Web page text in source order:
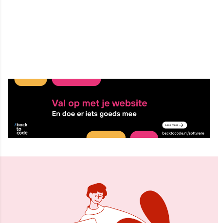
28 aug 2009, 10:42
Delen